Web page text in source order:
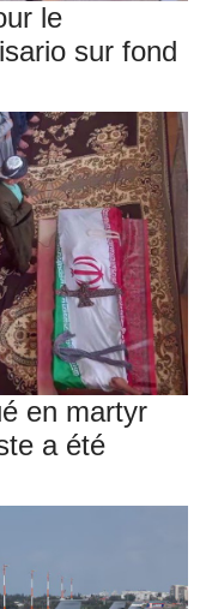
le
sur fond
en martyr
a été